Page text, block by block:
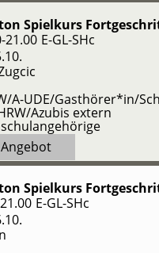
Spielkurs
21.00 E-GL-SHc
A-UDE/Gasthörer*in/
Azubis extern
Spielkurs
E-GL-SHc